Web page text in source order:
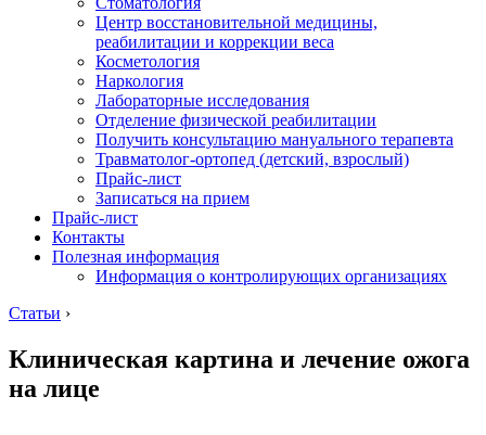
Центр восстановительной медицины,
реабилитации и коррекции веса
Косметология
Наркология
Лабораторные исследования
Отделение физической реабилитации
Получить консультацию мануального терапевта
Травматолог-ортопед (детский, взрослый)
Прайс-лист
Записаться на прием
Прайс-лист
Контакты
Полезная информация
Информация о контролирующих организациях
Статьи ›
Клиническая картина и лечение ожога
на лице